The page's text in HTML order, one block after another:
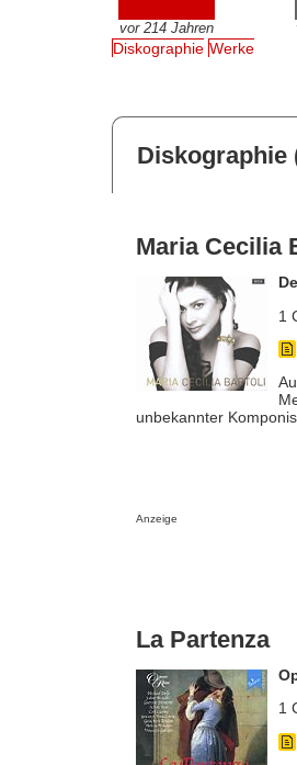
vor 214 Jahren
Diskographie Werke
Diskographie
Maria Cecilia
1
unbekannter
Anzeige
La Partenza
1